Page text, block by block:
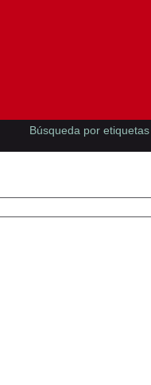
Búsqueda por etiquetas